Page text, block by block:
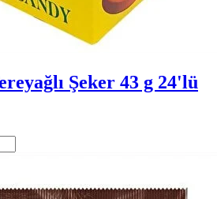
Şeker 43 g 24'lü